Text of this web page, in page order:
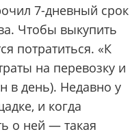
7-дневный срок
Чтобы выкупить
потратиться. «К
на перевозку и
в день). Недавно у
и когда
о ней — такая